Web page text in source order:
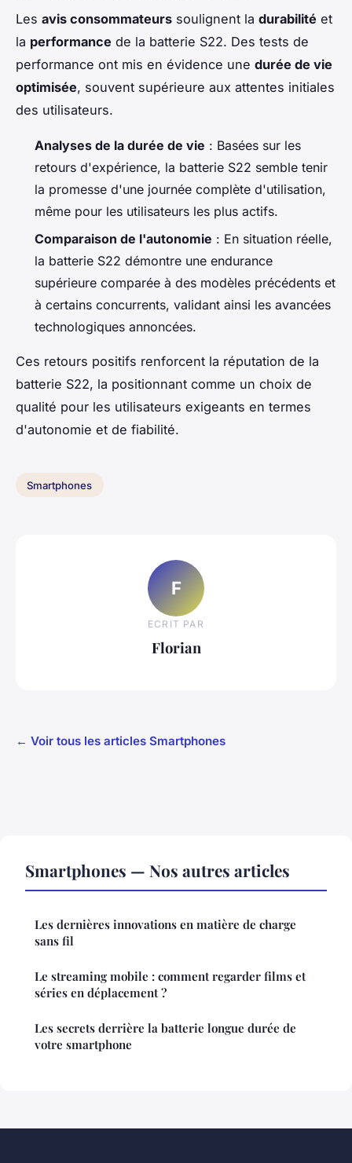
Les avis consommateurs soulignent la durabilité et
la performance de la batterie S22. Des tests de
performance ont mis en évidence une durée de vie
optimisée, souvent supérieure aux attentes initiales
des utilisateurs.
Analyses de la durée de vie : Basées sur les
retours d'expérience, la batterie S22 semble tenir
la promesse d'une journée complète d'utilisation,
même pour les utilisateurs les plus actifs.
Comparaison de l'autonomie : En situation réelle,
la batterie S22 démontre une endurance
supérieure comparée à des modèles précédents et
à certains concurrents, validant ainsi les avancées
technologiques annoncées.
Ces retours positifs renforcent la réputation de la
batterie S22, la positionnant comme un choix de
qualité pour les utilisateurs exigeants en termes
d'autonomie et de fiabilité.
Smartphones
F
ECRIT PAR
Florian
← Voir tous les articles Smartphones
Smartphones — Nos autres articles
Les dernières innovations en matière de charge
sans fil
Le streaming mobile : comment regarder films et
séries en déplacement ?
Les secrets derrière la batterie longue durée de
votre smartphone